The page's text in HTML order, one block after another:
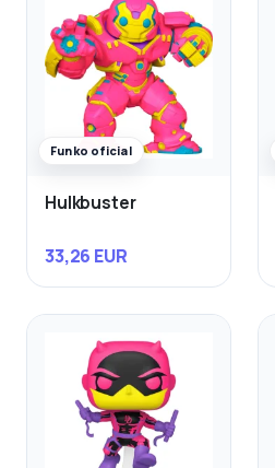
Funko oficial
Hulkbuster
33,26 EUR